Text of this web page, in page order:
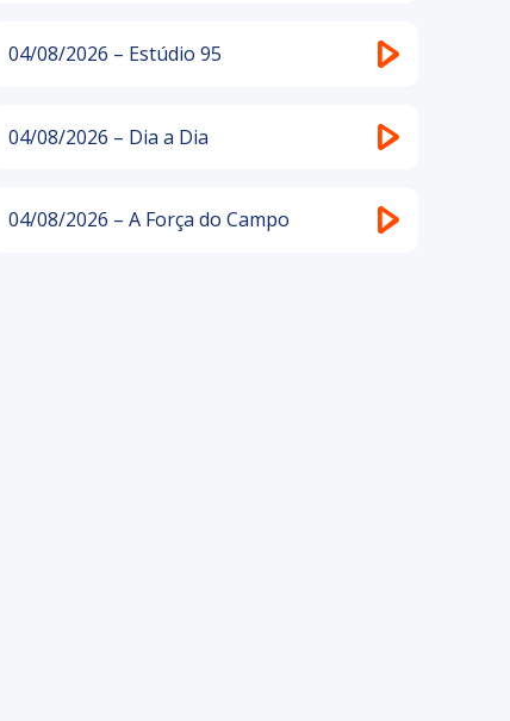
04/08/2026 – Estúdio 95
04/08/2026 – Dia a Dia
04/08/2026 – A Força do Campo